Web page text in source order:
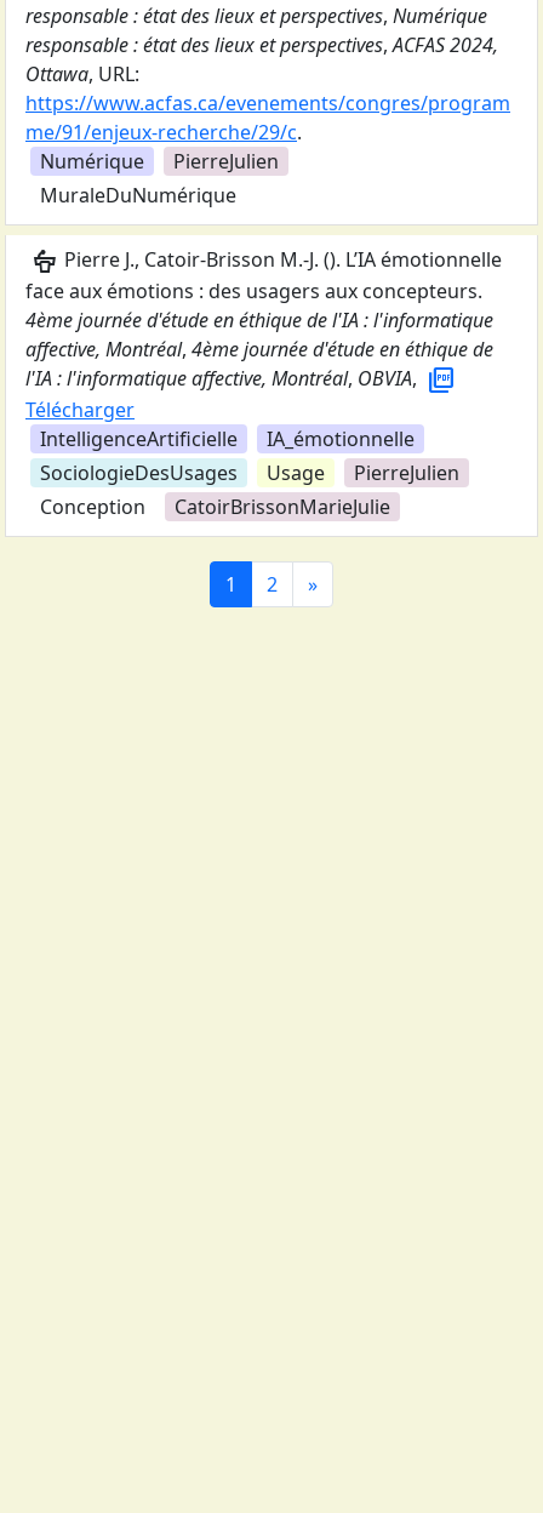
responsable : état des lieux et perspectives, Numérique
responsable : état des lieux et perspectives,ACFAS 2024,
Ottawa, URL:
https://www.acfas.ca/evenements/congres/program
me/91/enjeux-recherche/29/c.
Numérique
PierreJulien
MuraleDuNumérique
podium Pierre J., Catoir-Brisson M.-J. (). L’IA émotionnelle
face aux émotions : des usagers aux concepteurs.
4ème journée d'étude en éthique de l'IA : l'informatique
affective, Montréal, 4ème journée d'étude en éthique de
l'IA : l'informatique affective, Montréal, OBVIA, picture_as_pdf
Télécharger
IntelligenceArtificielle
IA_émotionnelle
SociologieDesUsages
Usage
PierreJulien
Conception
CatoirBrissonMarieJulie
1 2 »